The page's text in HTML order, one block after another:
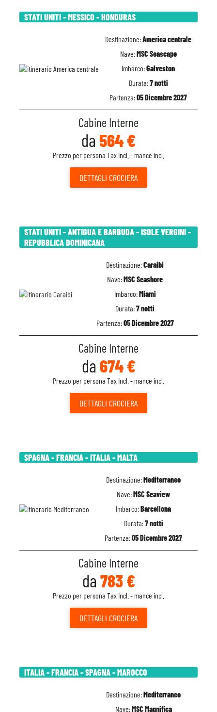
STATI UNITI - MESSICO - HONDURAS
Destinazione:America centrale
Nave:MSC Seascape
Imbarco:Galveston
Durata:7 notti
Partenza:05 Dicembre 2027
Cabine Interne
da 564 €
Prezzo per persona Tax Incl. - mance incl.
DETTAGLI CROCIERA
STATI UNITI - ANTIGUA E BARBUDA - ISOLE VERGINI -
REPUBBLICA DOMINICANA
Destinazione:Caraibi
Nave:MSC Seashore
Imbarco:Miami
Durata:7 notti
Partenza:05 Dicembre 2027
Cabine Interne
da 674 €
Prezzo per persona Tax Incl. - mance incl.
DETTAGLI CROCIERA
SPAGNA - FRANCIA - ITALIA - MALTA
Destinazione:Mediterraneo
Nave:MSC Seaview
Imbarco:Barcellona
Durata:7 notti
Partenza:05 Dicembre 2027
Cabine Interne
da 783 €
Prezzo per persona Tax Incl. - mance incl.
DETTAGLI CROCIERA
ITALIA - FRANCIA - SPAGNA - MAROCCO
Destinazione:Mediterraneo
Nave:MSC Magnifica